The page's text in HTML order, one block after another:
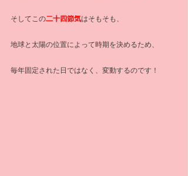
そしてこの二十四節気はそもそも、
地球と太陽の位置によって時期を決めるため、
毎年固定された日ではなく、変動するのです！